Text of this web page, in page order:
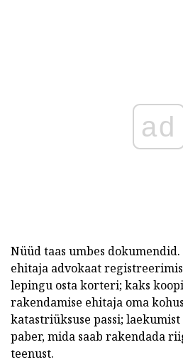
ad
Nüüd taas umbes dokumendid.
ehitaja advokaat
lepingu osta korteri; kaks
rakendamise ehitaja oma
katastriüksuse passi; laekumist
paber, mida saab rakendada
teenust.